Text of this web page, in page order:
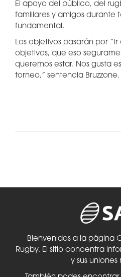
El apoyo del público, del
familiares y amigos durante
fundamental.
Los objetivos pasarán por
objetivos, que eso
queremos estar. Nos gusta
torneo,” sentencia Bruzzone.
Bienvenidos a la página
Rugby. El sitio concentra
y sus uniones